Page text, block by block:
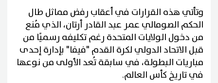
وتأتي هذه القرارات في أعقاب رفض مماثل طال
الحكم الصومالي عمر عبد القادر أرتان، الذي مُنع
من دخول الولايات المتحدة رغم تكليفه رسميًا من
قبل الاتحاد الدولي لكرة القدم "فيفا" بإدارة إحدى
مباريات البطولة، في سابقة تُعد الأولى من نوعها
في تاريخ كأس العالم.